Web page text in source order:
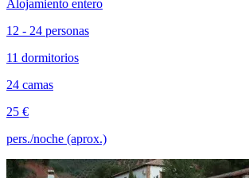
Alojamiento entero
12 - 24 personas
11 dormitorios
24 camas
25 €
pers./noche (aprox.)